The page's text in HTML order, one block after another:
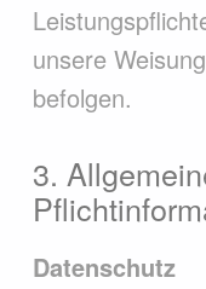
unsere
befolgen.
3.
Datenschutz